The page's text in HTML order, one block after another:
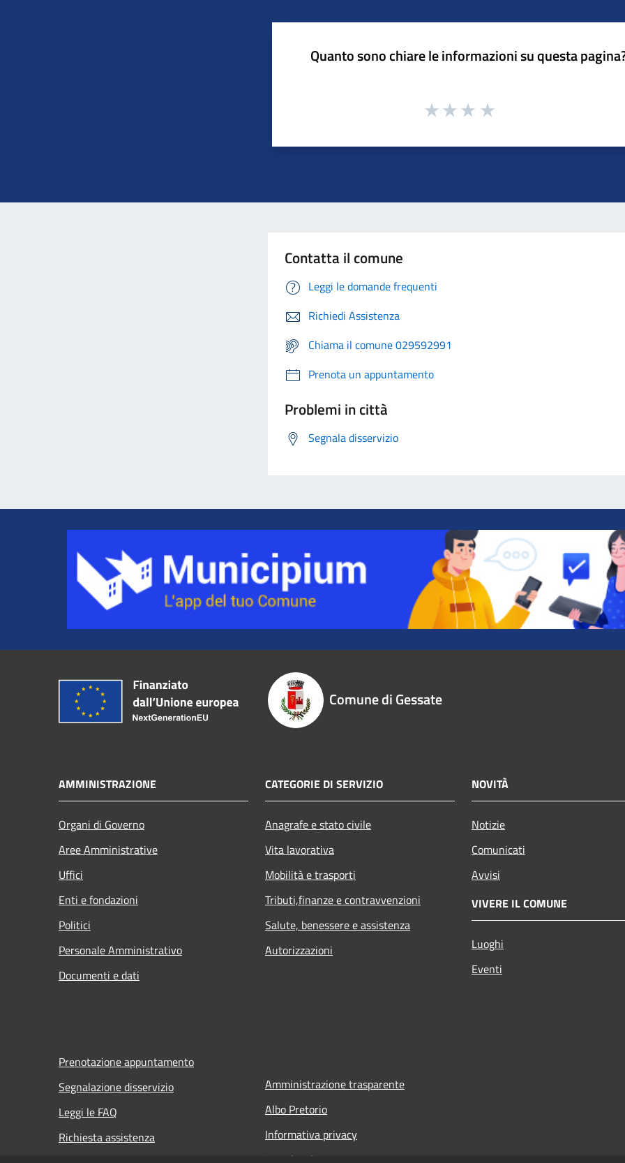
Quanto sono chiare le informazioni su questa
Contatta il comune
Leggi le domande frequenti
Richiedi Assistenza
Chiama il comune 029592991
Prenota un appuntamento
Problemi in città
Segnala disservizio
Comune di Gessate
AMMINISTRAZIONE
Organi di Governo
Aree Amministrative
Uffici
Enti e fondazioni
Politici
Personale Amministrativo
Documenti e dati
CATEGORIE DI SERVIZIO
Anagrafe e stato civile
Vita lavorativa
Mobilità e trasporti
Tributi,finanze e contravvenzioni
Salute, benessere e assistenza
Autorizzazioni
NOVITÀ
Notizie
Comunicati
Avvisi
VIVERE IL COMUNE
Luoghi
Eventi
Prenotazione appuntamento
Segnalazione disservizio
Leggi le FAQ
Richiesta assistenza
Amministrazione trasparente
Albo Pretorio
Informativa privacy
Note legali